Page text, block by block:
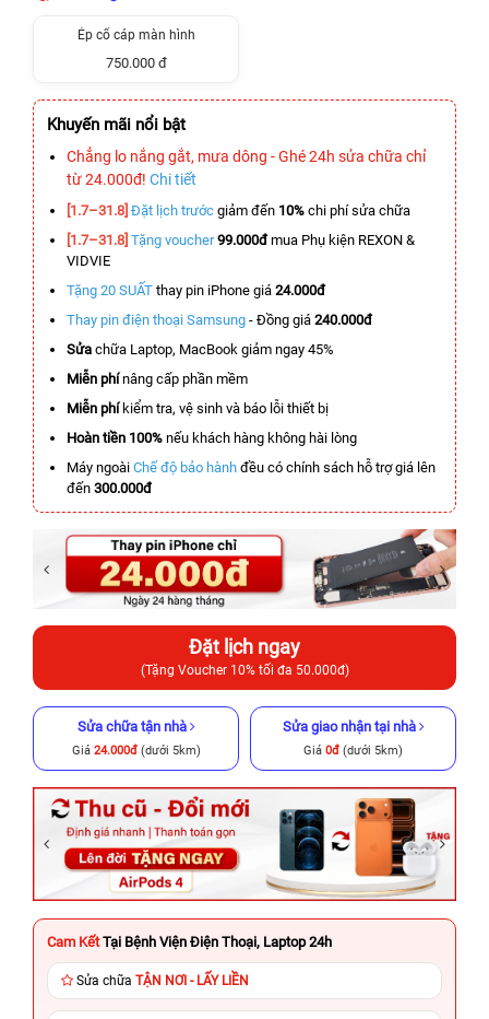
Ép cổ cáp màn hình
750.000 đ
Khuyến mãi nổi bật
Chẳng lo nắng gắt, mưa dông - Ghé 24h sửa chữa chỉ
từ 24.000đ! Chi tiết
[1.7–31.8] Đặt lịch trước giảm đến 10% chi phí sửa chữa
[1.7–31.8] Tặng voucher 99.000đmua Phụ kiện REXON &
VIDVIE
Tặng 20 SUẤT thay pin iPhone giá 24.000đ
Thay pin điện thoại Samsung - Đồng giá 240.000đ
Sửa chữa Laptop, MacBook giảm ngay 45%
Miễn phínâng cấp phần mềm
Miễn phíkiểm tra, vệ sinh và báo lỗi thiết bị
Hoàn tiền 100% nếu khách hàng không hài lòng
Máy ngoài Chế độ bảo hành đều có chính sách hỗ trợ giá lên
đến 300.000đ
Đặt lịch ngay
(Tặng Voucher 10% tối đa 50.000đ)
Sửa chữa tận nhà
Giá 24.000đ(dưới 5km)
Sửa giao nhận tại nhà
Giá 0đ (dưới 5km)
Cam Kết Tại Bệnh Viện Điện Thoại, Laptop 24h
Sửa chữa TẬN NƠI - LẤY LIỀN